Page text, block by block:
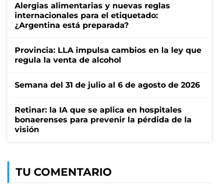
Alergias alimentarias y nuevas reglas
internacionales para el etiquetado:
¿Argentina está preparada?
Provincia: LLA impulsa cambios en la ley que
regula la venta de alcohol
Semana del 31 de julio al 6 de agosto de 2026
Retinar: la IA que se aplica en hospitales
bonaerenses para prevenir la pérdida de la
visión
TU COMENTARIO